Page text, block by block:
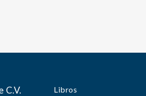
C.V. Libros